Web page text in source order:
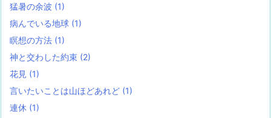
猛暑の余波 (1)
病んでいる地球 (1)
瞑想の方法 (1)
神と交わした約束 (2)
花見 (1)
言いたいことは山ほどあれど (1)
連休 (1)